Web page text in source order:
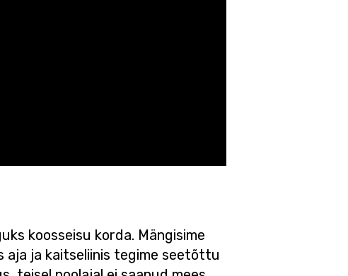
koosseisu korda. Mängisime
aja ja kaitseliinis tegime seetõttu